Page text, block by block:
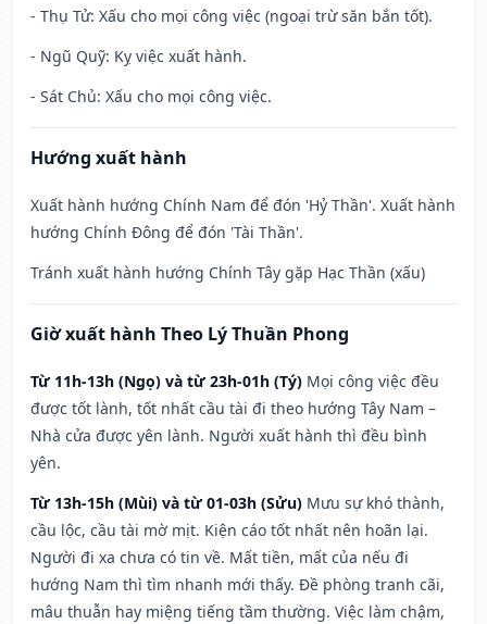
- Thụ Tử: Xấu cho mọi công việc (ngoại trừ săn bắn tốt).
- Ngũ Quỹ: Kỵ việc xuất hành.
- Sát Chủ: Xấu cho mọi công việc.
Hướng xuất hành
Xuất hành hướng Chính Nam để đón 'Hỷ Thần'. Xuất hành
hướng Chính Đông để đón 'Tài Thần'.
Tránh xuất hành hướng Chính Tây gặp Hạc Thần (xấu)
Giờ xuất hành Theo Lý Thuần Phong
Từ 11h-13h (Ngọ) và từ 23h-01h (Tý) Mọi công việc đều
được tốt lành, tốt nhất cầu tài đi theo hướng Tây Nam –
Nhà cửa được yên lành. Người xuất hành thì đều bình
yên.
Từ 13h-15h (Mùi) và từ 01-03h (Sửu) Mưu sự khó thành,
cầu lộc, cầu tài mờ mịt. Kiện cáo tốt nhất nên hoãn lại.
Người đi xa chưa có tin về. Mất tiền, mất của nếu đi
hướng Nam thì tìm nhanh mới thấy. Đề phòng tranh cãi,
mâu thuẫn hay miệng tiếng tầm thường. Việc làm chậm,